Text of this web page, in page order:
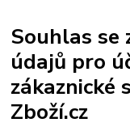
Souhlas se
údajů pro
zákaznické
Zboží.cz